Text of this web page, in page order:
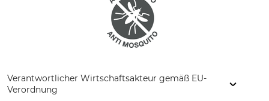
Verantwortlicher Wirtschaftsakteur gemäß EU-
Verordnung